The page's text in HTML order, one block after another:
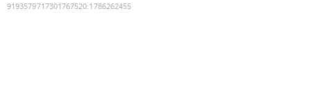
9193579717301767520:1786262455